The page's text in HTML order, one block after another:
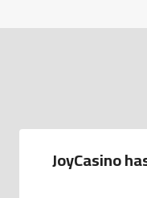
JoyCasino